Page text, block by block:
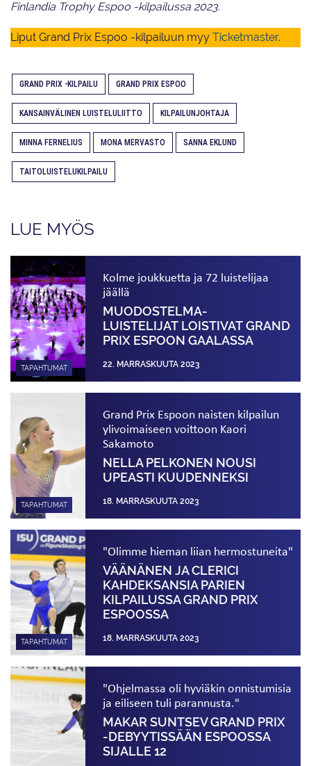
Finlandia Trophy Espoo -kilpailussa 2023.
Liput Grand Prix Espoo -kilpailuun myy Ticketmaster.
GRAND PRIX -KILPAILU GRAND PRIX ESPOO
KANSAINVÄLINEN LUISTELULIITTO KILPAILUNJOHTAJA
MINNA FERNELIUS MONA MERVASTO SANNA EKLUND
TAITOLUISTELUKILPAILU
LUE MYÖS
TAPAHTUMAT
Kolme joukkuetta ja 72 luistelijaa
jäällä
MUODOSTELMA­
LUISTELIJAT LOISTIVAT GRAND
PRIX ESPOON GAALASSA
22. MARRASKUUTA 2023
TAPAHTUMAT
Grand Prix Espoon naisten kilpailun
ylivoimaiseen voittoon Kaori
Sakamoto
NELLA PELKONEN NOUSI
UPEASTI KUUDENNEKSI
18. MARRASKUUTA 2023
TAPAHTUMAT
"Olimme hieman liian hermostuneita"
VÄÄNÄNEN JA CLERICI
KAHDEKSANSIA PARIEN
KILPAILUSSA GRAND PRIX
ESPOOSSA
18. MARRASKUUTA 2023
"Ohjelmassa oli hyviäkin onnistumisia
ja eiliseen tuli parannusta."
MAKAR SUNTSEV GRAND PRIX
-DEBYYTISSÄÄN ESPOOSSA
SIJALLE 12